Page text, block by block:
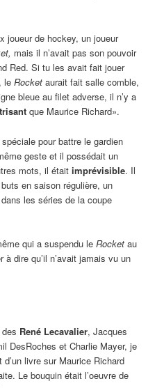
joueur de hockey, un joueur
mais il n’avait pas son pouvoir
Red. Si tu les avait fait jouer
leRocket aurait fait salle comble,
bleue au filet adverse, il n’y a
que Maurice Richard».
pour battre le gardien
geste et il possédait un
mots, il étaitimprévisible. Il
buts en saison régulière, un
les séries de la coupe
qui a suspendu leRocket au
dire qu’il n’avait jamais vu un
René Lecavalier, Jacques
DesRoches et Charlie Mayer, je
livre sur Maurice Richard
Le bouquin était l’oeuvre de